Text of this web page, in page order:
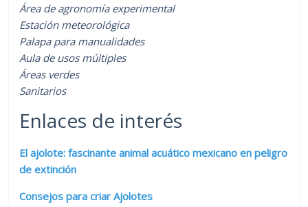
Área de agronomía experimental
Estación meteorológica
Palapa para manualidades
Aula de usos múltiples
Áreas verdes
Sanitarios
Enlaces de interés
El ajolote: fascinante animal acuático mexicano en peligro
de extinción
Consejos para criar Ajolotes